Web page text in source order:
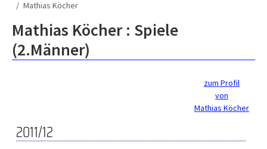
Mathias Köcher
Mathias Köcher : Spiele
(2.Männer)
zum Profil
von
Mathias Köcher
2011/12